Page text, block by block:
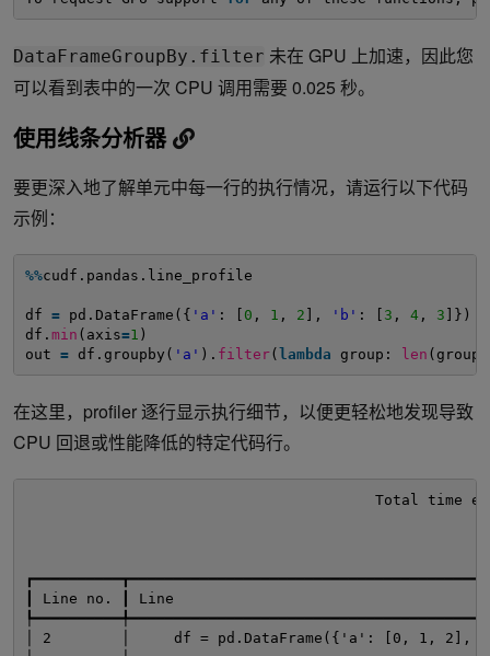
DataFrameGroupBy.filter 未在 GPU 上加速，因此您
可以看到表中的一次 CPU 调用需要 0.025 秒。
使用线条分析器
要更深入地了解单元中每一行的执行情况，请运行以下代码
示例：
%%cudf.pandas.line_profile
df = pd.DataFrame({ 'a' : [ 0 , 1 , 2 ], 'b' : [ 3 , 4, 3 ]})
df. min (axis=1 )
out = df.groupby( 'a' ). filter(lambda group: len
在这里，profiler 逐行显示执行细节，以便更轻松地发现导致
CPU 回退或性能降低的特定代码行。
Total
┃ Line no. ┃ Line
│ 2        │     df = pd.DataFrame({'a': [0, 1, 2],